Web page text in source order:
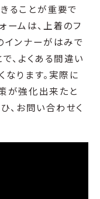
ることが重要で
ームは、上着のフ
インナーがはみで
、よくある間違い
ります。実際に
が強化出来たと
、お問い合わせく